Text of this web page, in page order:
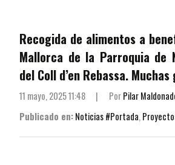
Recogida de alimentos a
Mallorca de la Parroquia de
del Coll d’en Rebassa.
11 mayo, 2025 11:48 | PorPilar
Publicado en:Noticias #Portada,